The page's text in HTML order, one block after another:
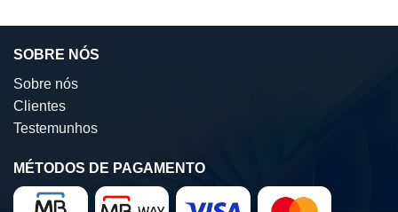
SOBRE NÓS
Sobre nós
Clientes
Testemunhos
MÉTODOS DE PAGAMENTO